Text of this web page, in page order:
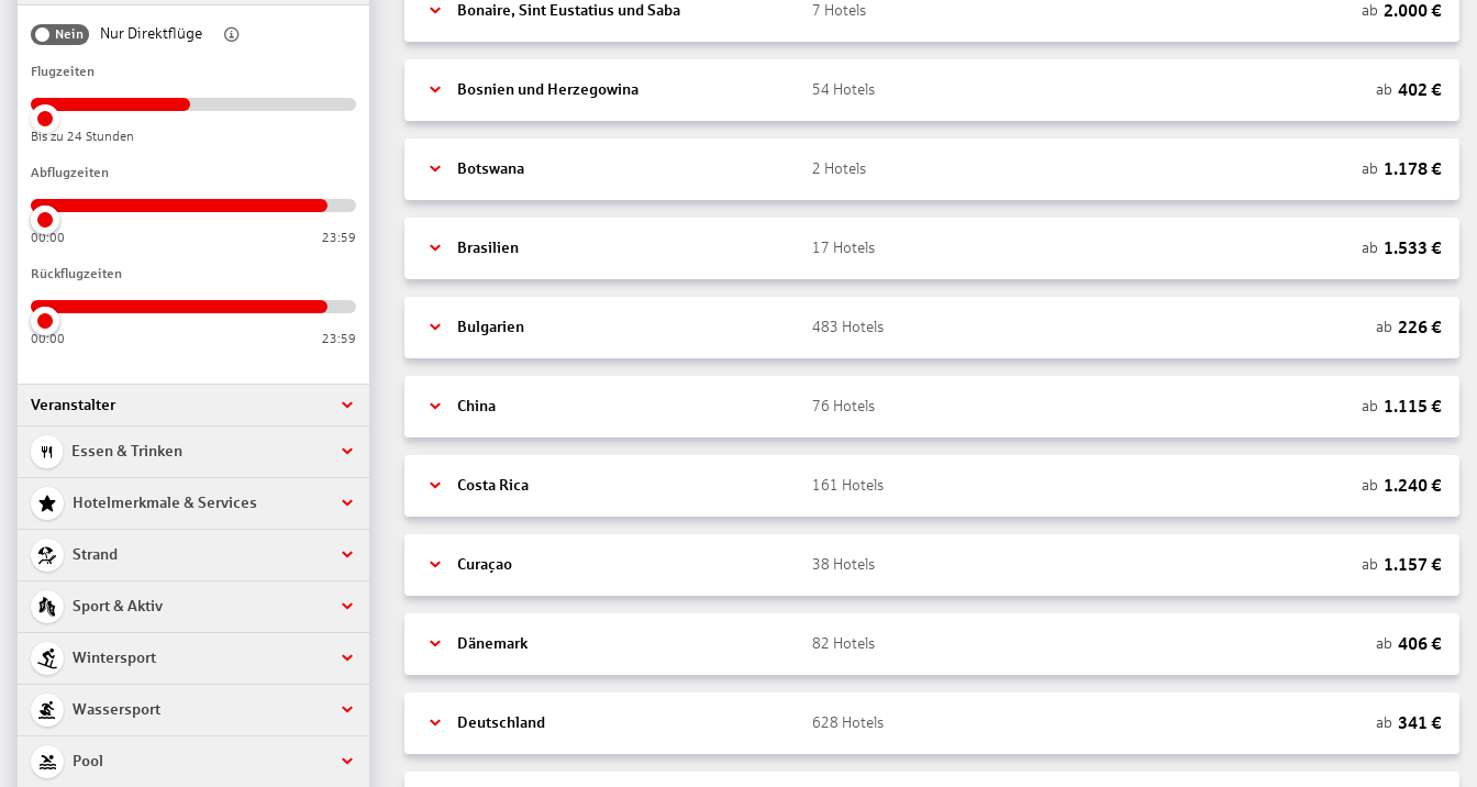
Nein Nur Direktflüge
Flugzeiten
Bis zu 24 Stunden
Abflugzeiten
00:00 23:59
Rückflugzeiten
00:00 23:59
Veranstalter
Essen & Trinken
Hotelmerkmale & Services
Strand
Sport & Aktiv
Wintersport
Wassersport
Pool
Bonaire, Sint Eustatius und Saba 7 Hotels ab 2.000€
Bosnien und Herzegowina 54 Hotels ab 402 €
Botswana 2 Hotels ab 1.178€
Brasilien 17 Hotels ab 1.533 €
Bulgarien 483 Hotels ab 226€
China 76 Hotels ab 1.115 €
Costa Rica 161 Hotels ab 1.240€
Curaçao 38 Hotels ab 1.157 €
Dänemark 82 Hotels ab 406€
Deutschland 628 Hotels ab 341 €